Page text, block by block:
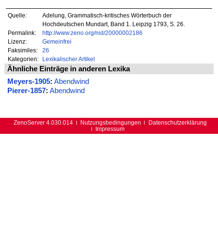
Quelle:
Adelung, Grammatisch-kritisches Wörterbuch der
Hochdeutschen Mundart, Band 1. Leipzig 1793, S. 26.
Permalink:
http://www.zeno.org/nid/20000002186
Lizenz:
Gemeinfrei
Faksimiles:
26
Kategorien:
Lexikalischer Artikel
Ähnliche Einträge in anderen Lexika
Meyers-1905: Abendwind
Pierer-1857: Abendwind
ZenoServer 4.030.014 Nutzungsbedingungen
Datenschutzerklärung
Impressum